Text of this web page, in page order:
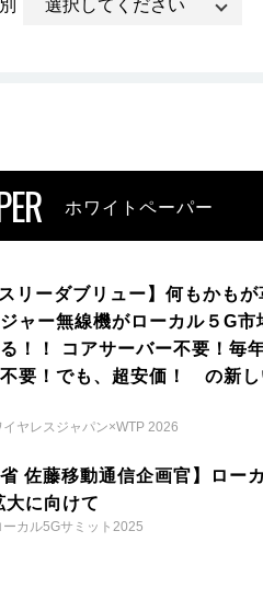
ホワイトペーパー
リーダブリュー】何もかもが
ャー無線機がローカル５G市
！！ コアサーバー不要！毎
要！でも、超安価！ の新
イヤレスジャパン×WTP 2026
佐藤移動通信企画官】ロー
大に向けて
ーカル5Gサミット2025